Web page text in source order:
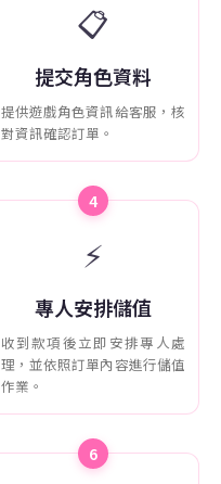
📋
提交角色資料
提供遊戲角色資訊給客服，核
對資訊確認訂單。
4
⚡
專人安排儲值
收到款項後立即安排專人處
理，並依照訂單內容進行儲值
作業。
6